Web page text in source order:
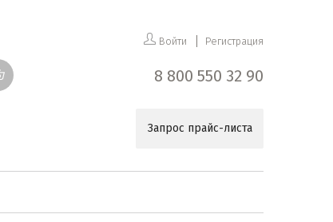
Войти Регистрация
8 800 550 32 90
Запрос прайс-листа